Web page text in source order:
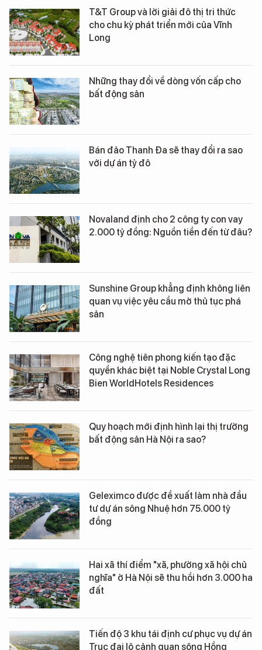
T&T Group và lời giải đô thị tri thức
cho chu kỳ phát triển mới của Vĩnh
Long
Những thay đổi về dòng vốn cấp cho
bất động sản
Bán đảo Thanh Đa sẽ thay đổi ra sao
với dự án tỷ đô
Novaland định cho 2 công ty con vay
2.000 tỷ đồng: Nguồn tiền đến từ đâu?
Sunshine Group khẳng định không liên
quan vụ việc yêu cầu mở thủ tục phá
sản
Công nghệ tiên phong kiến tạo đặc
quyền khác biệt tại Noble Crystal Long
Bien WorldHotels Residences
Quy hoạch mới định hình lại thị trường
bất động sản Hà Nội ra sao?
Geleximco được đề xuất làm nhà đầu
tư dự án sông Nhuệ hơn 75.000 tỷ
đồng
Hai xã thí điểm "xã, phường xã hội chủ
nghĩa" ở Hà Nội sẽ thu hồi hơn 3.000 ha
đất
Tiến độ 3 khu tái định cư phục vụ dự án
Trục đại lộ cảnh quan sông Hồng